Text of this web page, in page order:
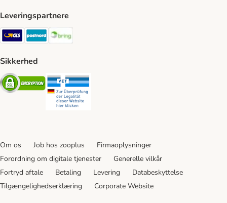
Leveringspartnere
GLS Shipping Method
Postnord Shipping Method
Sikkerhed
Security
Om os Job hos zooplus
Firmaoplysninger
Forordning om digitale tjenester
Generelle vilkår
Fortryd aftale
Betaling Levering
Databeskyttelse
Tilgængelighedserklæring
Corporate Website